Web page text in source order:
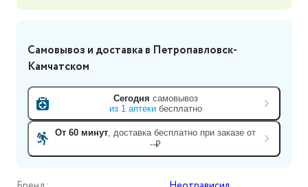
Самовывоз и доставка в Петропавловск-
Камчатском
Сегодня самовывоз
из 1 аптекибесплатно
От 60 минут , доставка бесплатно при заказе от
--₽